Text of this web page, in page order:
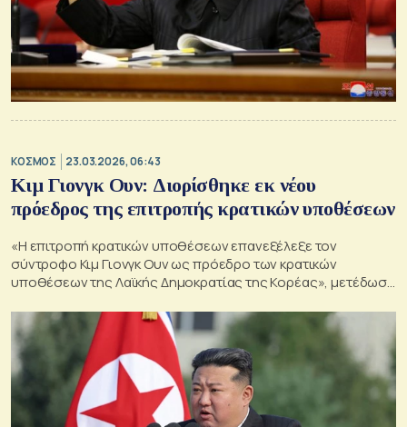
ΚΟΣΜΟΣ 23.03.2026, 06:43
Κιμ Γιονγκ Ουν: Διορίσθηκε εκ νέου
πρόεδρος της επιτροπής κρατικών υποθέσεων
«Η επιτροπή κρατικών υποθέσεων επανεξέλεξε τον
σύντροφο Κιμ Γιονγκ Ουν ως πρόεδρο των κρατικών
υποθέσεων της Λαϊκής Δημοκρατίας της Κορέας», μετέδωσε